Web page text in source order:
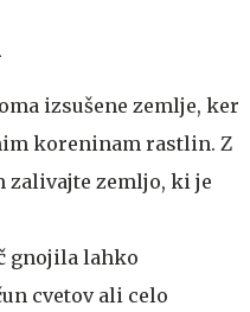
izsušene zemlje, ker
koreninam rastlin. Z
zalivajte zemljo, ki je
gnojila lahko
cvetov ali celo